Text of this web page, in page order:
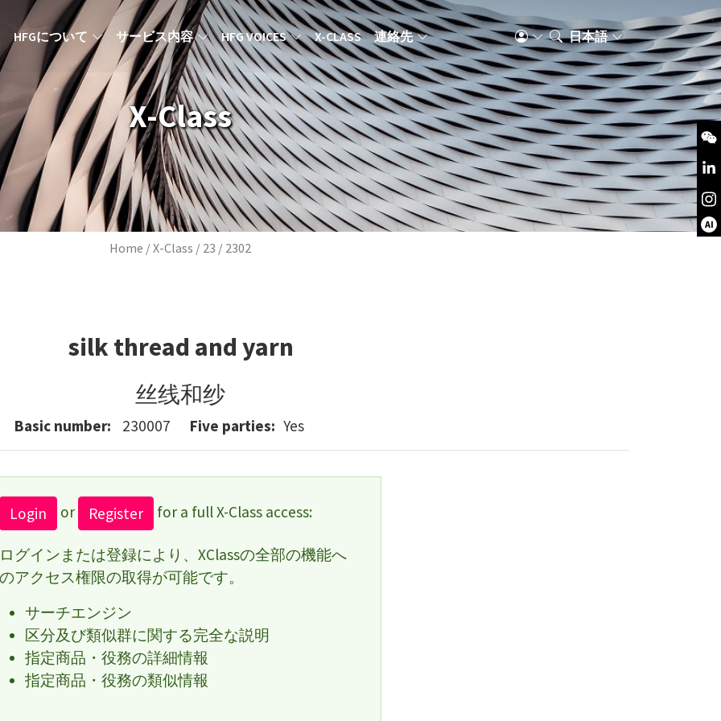
MAIN NAVIGATION JA
HFGについて サービス内容 HFG VOICES X-CLASS 連絡先 日本語
X-Class
Breadcrumb
Home X-Class 23 2302
silk thread and yarn
丝线和纱
Basic number 230007 Five parties Yes
Login or Register for a full X-Class access:
ログインまたは登録により、XClassの全部の機能へ
のアクセス権限の取得が可能です。
サーチエンジン
区分及び類似群に関する完全な説明
指定商品・役務の詳細情報
指定商品・役務の類似情報
AI